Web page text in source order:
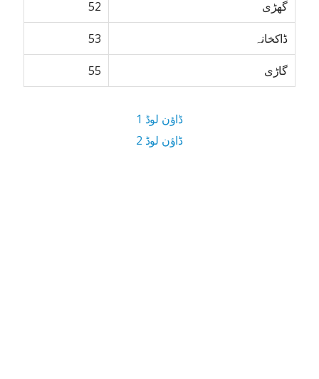
گھڑی 52
ڈاکخانہ 53
گاڑی 55
ڈاؤن لوڈ 1
ڈاؤن لوڈ 2